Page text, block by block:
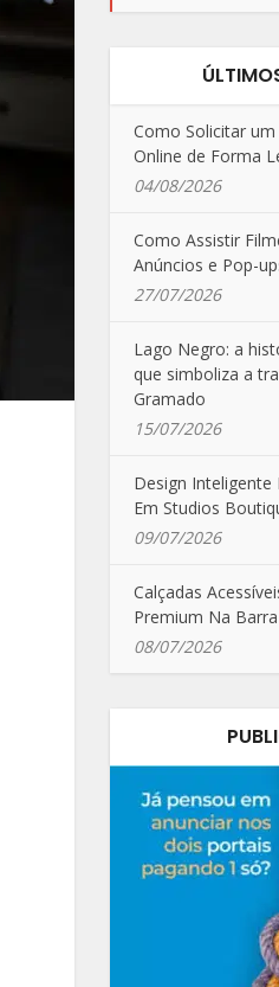
Como Solicitar
Online de Forma
04/08/2026
Como Assistir
Anúncios e Pop-
27/07/2026
Lago Negro: a
que simboliza a
Gramado
15/07/2026
Design Inteligente
Em Studios
09/07/2026
Calçadas
Premium Na
08/07/2026